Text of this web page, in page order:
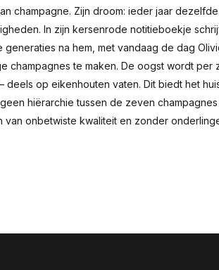
champagne. Zijn droom: ieder jaar
In zijn kersenrode notitieboekje
na hem, met vandaag de dag
champagnes te maken. De oogst wordt
op eikenhouten vaten. Dit biedt het
hiërarchie tussen de zeven
onbetwiste kwaliteit en zonder